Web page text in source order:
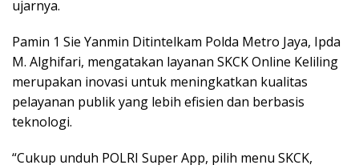
ujarnya.
Pamin 1 Sie Yanmin Ditintelkam Polda Metro Jaya, Ipda
M. Alghifari, mengatakan layanan SKCK Online Keliling
merupakan inovasi untuk meningkatkan kualitas
pelayanan publik yang lebih efisien dan berbasis
teknologi.
“Cukup unduh POLRI Super App, pilih menu SKCK,